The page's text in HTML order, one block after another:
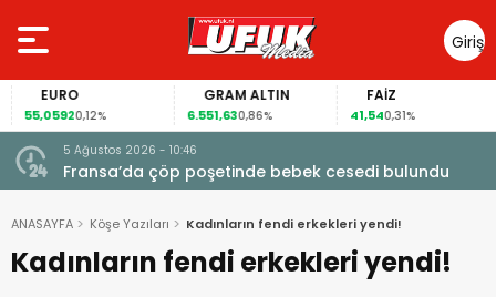
Giriş
Yap
EURO
55,05920,12%
GRAM ALTIN
6.551,630,86%
FAİZ
41,540,31%
5 Ağustos 2026 - 10:46
Fransa’da çöp poşetinde bebek cesedi bulundu
ANASAYFA Köşe Yazıları Kadınların fendi erkekleri yendi!
Kadınların fendi erkekleri yendi!